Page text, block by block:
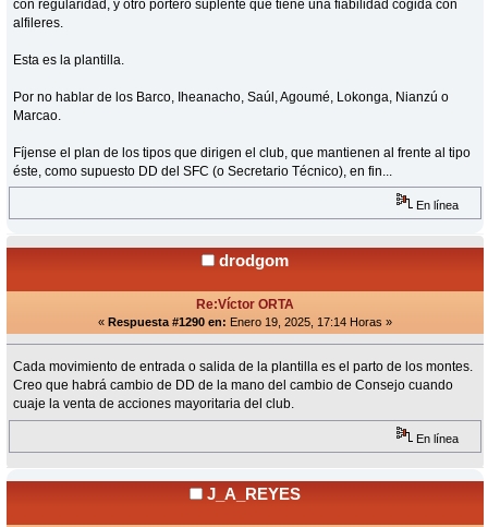
con regularidad, y otro portero suplente que tiene una fiabilidad cogida con
alfileres.
Esta es la plantilla.
Por no hablar de los Barco, Iheanacho, Saúl, Agoumé, Lokonga, Nianzú o
Marcao.
Fíjense el plan de los tipos que dirigen el club, que mantienen al frente al tipo
éste, como supuesto DD del SFC (o Secretario Técnico), en fin...
En línea
drodgom
Re:Víctor ORTA
« Respuesta #1290 en: Enero 19, 2025, 17:14 Horas »
Cada movimiento de entrada o salida de la plantilla es el parto de los montes.
Creo que habrá cambio de DD de la mano del cambio de Consejo cuando
cuaje la venta de acciones mayoritaria del club.
En línea
J_A_REYES